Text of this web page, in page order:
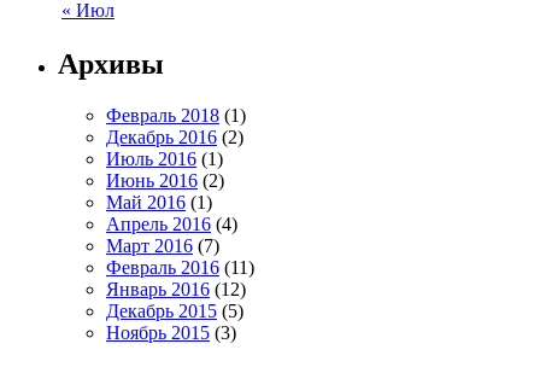
« Июл
Архивы
Февраль 2018 (1)
Декабрь 2016 (2)
Июль 2016 (1)
Июнь 2016 (2)
Май 2016 (1)
Апрель 2016 (4)
Март 2016 (7)
Февраль 2016 (11)
Январь 2016 (12)
Декабрь 2015 (5)
Ноябрь 2015 (3)